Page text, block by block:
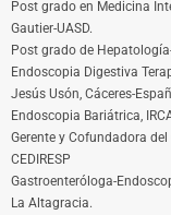
Post grado en Medicina
Gautier-UASD.
Post grado de
Endoscopia Digestiva
Jesús Usón, Cáceres-
Endoscopia Bariátrica,
Gerente y Cofundadora
CEDIRESP
Gastroenteróloga-
La Altagracia.